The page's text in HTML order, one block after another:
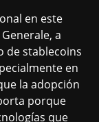
en este
a
de stablecoins
en
la adopción
porque
que